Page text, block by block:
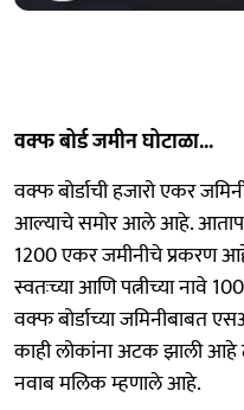
वक्फ बोर्ड जमीन घोटाळा...
वक्फ बोर्डाची हजारो एकर
आल्याचे समोर आले आहे.
1200 एकर जमीनीचे प्रकरण
स्वतःच्या आणि पत्नीच्या नावे
वक्फ बोर्डाच्या जमिनीबाबत
काही लोकांना अटक झाली आहे
नवाब मलिक म्हणाले आहे.